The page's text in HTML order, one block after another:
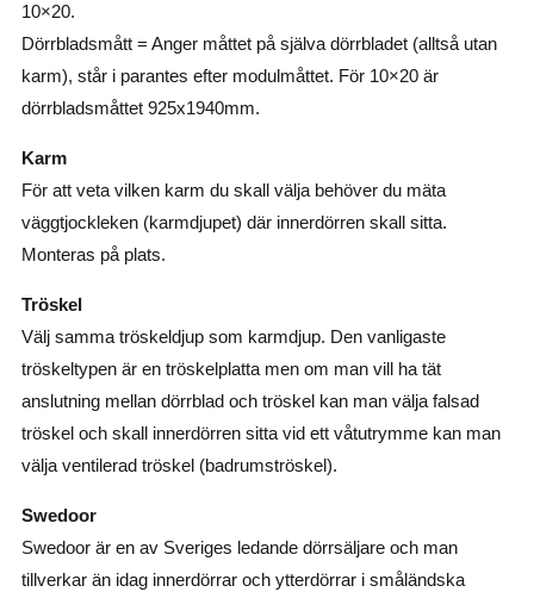
10×20.
Dörrbladsmått = Anger måttet på själva dörrbladet (alltså utan
karm), står i parantes efter modulmåttet. För 10×20 är
dörrbladsmåttet 925x1940mm.
Karm
För att veta vilken karm du skall välja behöver du mäta
väggtjockleken (karmdjupet) där innerdörren skall sitta.
Monteras på plats.
Tröskel
Välj samma tröskeldjup som karmdjup. Den vanligaste
tröskeltypen är en tröskelplatta men om man vill ha tät
anslutning mellan dörrblad och tröskel kan man välja falsad
tröskel och skall innerdörren sitta vid ett våtutrymme kan man
välja ventilerad tröskel (badrumströskel).
Swedoor
Swedoor är en av Sveriges ledande dörrsäljare och man
tillverkar än idag innerdörrar och ytterdörrar i småländska